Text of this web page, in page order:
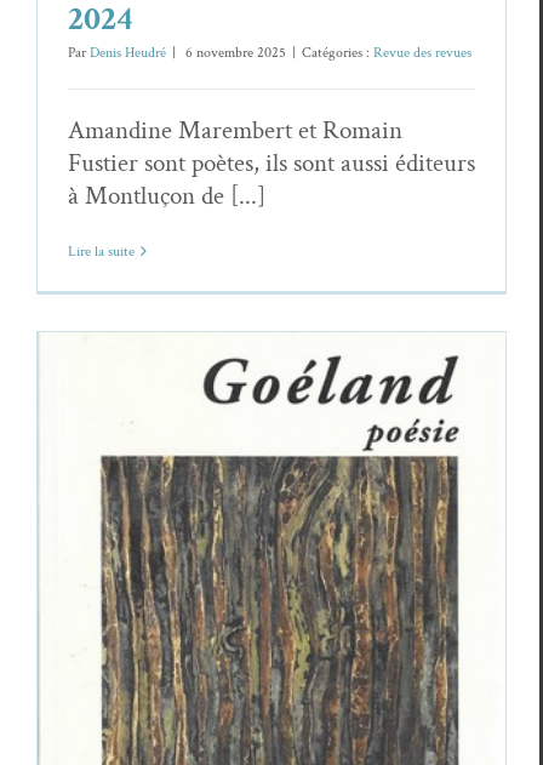
2024
ParDenis Heudré | 6 novembre 2025 | Catégories : Revue des revues
Amandine Marembert et Romain
Fustier sont poètes, ils sont aussi éditeurs
à Montluçon de [...]
Lire la suite
Goélandpoésie n°3 automne 2024